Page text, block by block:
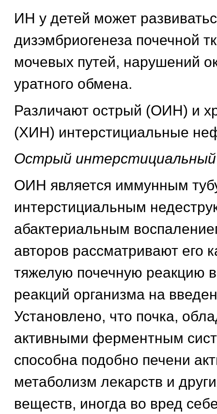
ИН у детей может
дизэмбриогенеза почечной
мочевых путей, нарушений
уратного обмена.
Различают острый (ОИН) и
(ХИН) интерстициальные
Острый
ОИН является иммунным
интерстициальным
абактериальным
авторов рассматривают его
тяжелую почечную реакцию
реакций организма на
Установлено, что почка,
активными ферментным
способна подобно печени
метаболизм лекарств и
веществ, иногда во вред